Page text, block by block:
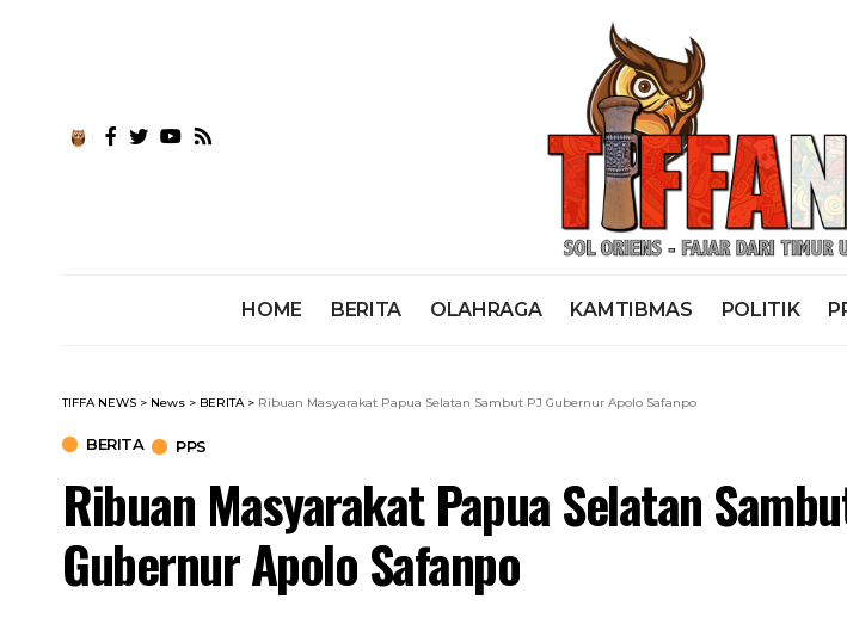
HOME BERITA OLAHRAGA KAMTIBMAS POLITIK
TIFFA NEWS > News > BERITA> Ribuan Masyarakat Papua Selatan Sambut PJ Gubernur Apolo Safanpo
BERITA PPS
Ribuan Masyarakat Papua Selatan
Gubernur Apolo Safanpo